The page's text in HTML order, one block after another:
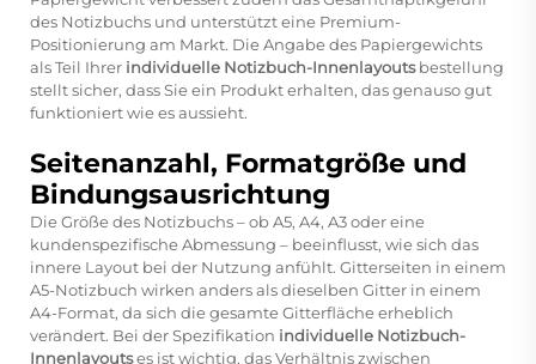
des Notizbuchs und unterstützt eine Premium-
Positionierung am Markt. Die Angabe des Papiergewichts
als Teil Ihrer individuelle Notizbuch-Innenlayoutsbestellung
stellt sicher, dass Sie ein Produkt erhalten, das genauso gut
funktioniert wie es aussieht.
Seitenanzahl, Formatgröße und
Bindungsausrichtung
Die Größe des Notizbuchs – ob A5, A4, A3 oder eine
kundenspezifische Abmessung – beeinflusst, wie sich das
innere Layout bei der Nutzung anfühlt. Gitterseiten in einem
A5-Notizbuch wirken anders als dieselben Gitter in einem
A4-Format, da sich die gesamte Gitterfläche erheblich
verändert. Bei der Spezifikation individuelle Notizbuch-
Innenlayoutses ist wichtig, das Verhältnis zwischen